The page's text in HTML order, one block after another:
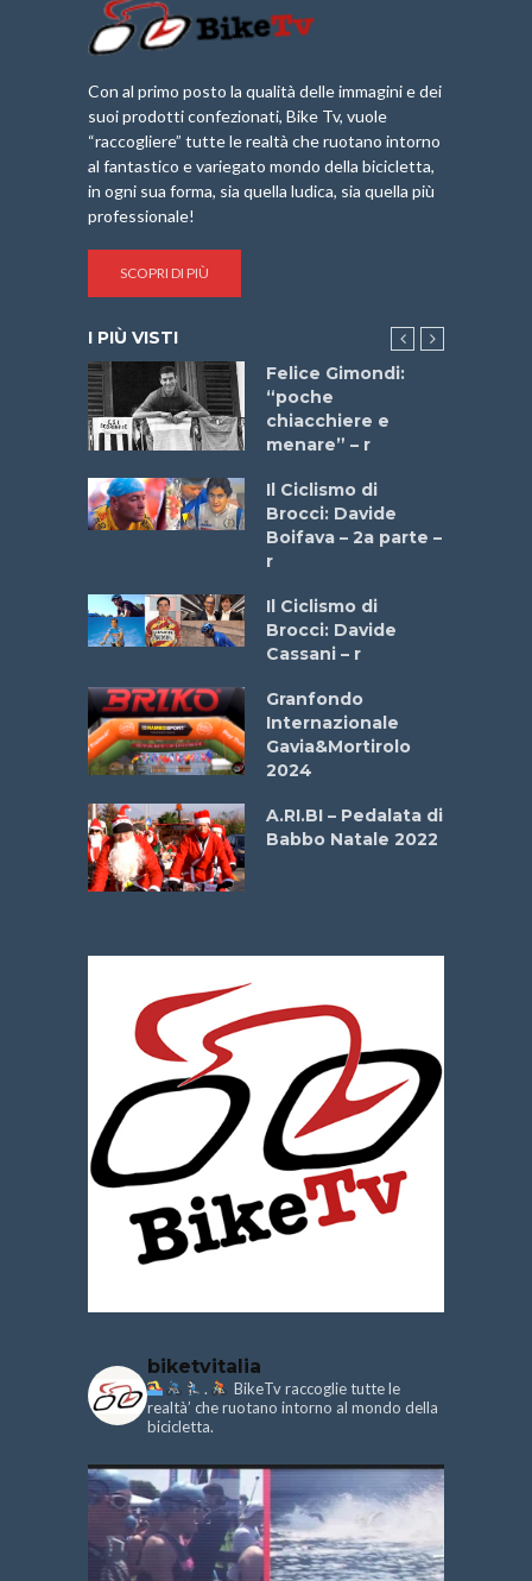
Con al primo posto la qualità delle immagini e dei
suoi prodotti confezionati, Bike Tv, vuole
“raccogliere” tutte le realtà che ruotano intorno
al fantastico e variegato mondo della bicicletta,
in ogni sua forma, sia quella ludica, sia quella più
professionale!
SCOPRI DI PIÙ
I PIÙ VISTI
Felice Gimondi:
“poche
chiacchiere e
menare” – r
Il Ciclismo di
Brocci: Davide
Boifava – 2a parte –
r
Il Ciclismo di
Brocci: Davide
Cassani – r
Granfondo
Internazionale
Gavia&Mortirolo
2024
A.RI.BI – Pedalata di
Babbo Natale 2022
biketvitalia
.
BikeTv raccoglie tutte le
realtà’ che ruotano intorno al mondo della
bicicletta.